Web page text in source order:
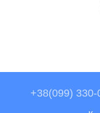
+38(099) 330-